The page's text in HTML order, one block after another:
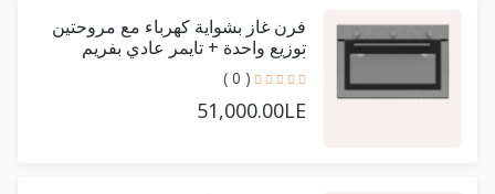
فرن غاز بشواية كهرباء مع مروحتين
توزيع واحدة + تايمر عادي بفريم
أستيل حرف يو 90 سم
( 0 )
51,000.00LE